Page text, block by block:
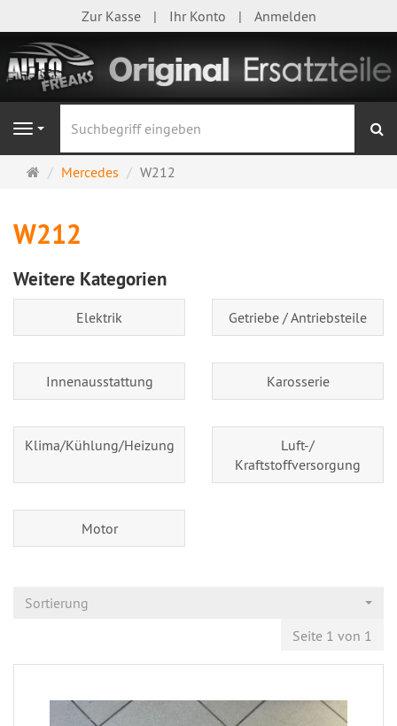
Zur Kasse Ihr Konto Anmelden
Navigation
Startseite
Mercedes W212
W212
Weitere Kategorien
Elektrik Getriebe / Antriebsteile
Innenausstattung Karosserie
Klima/Kühlung/Heizung
Luft-/
Kraftstoffversorgung
Motor
Sortierung
Seite 1 von 1